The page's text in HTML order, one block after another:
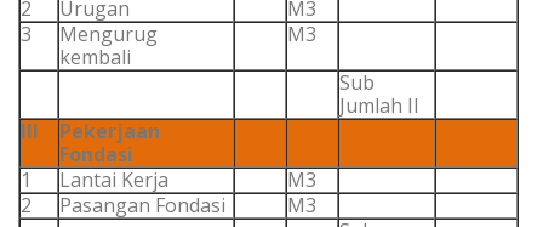
2
Urugan
M3
3
Mengurug
kembali
M3
Sub
Jumlah II
III
Pekerjaan
Fondasi
1
Lantai Kerja
M3
2
Pasangan Fondasi
M3